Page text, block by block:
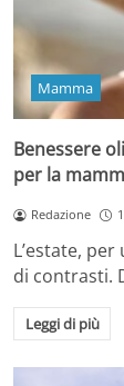
Mamma
Benessere
per la
Redazione
L’estate,
di contrasti.
Leggi di più